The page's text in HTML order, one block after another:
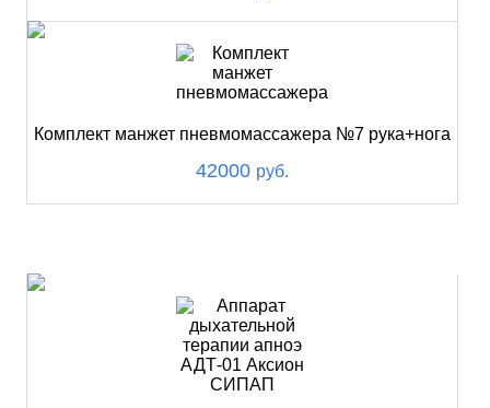
Комплект манжет пневмомассажера №7 рука+нога
42000 руб.